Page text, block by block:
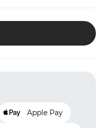
Apple Pay